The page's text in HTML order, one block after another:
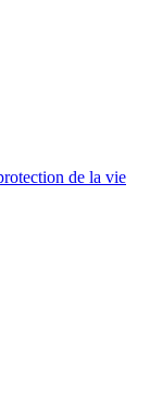
de la vie